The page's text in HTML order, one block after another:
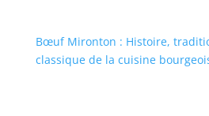
Bœuf Mironton : Histoire,
classique de la cuisine